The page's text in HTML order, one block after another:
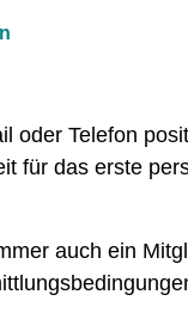
oder Telefon
für das erste
auch ein